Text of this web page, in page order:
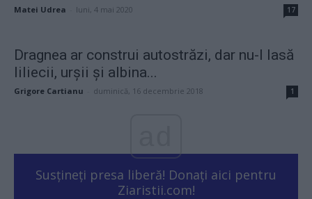
Matei Udrea luni, 4 mai 2020 17
Dragnea ar construi autostrăzi, dar nu-l lasă
liliecii, urșii și albina...
Grigore Cartianu duminică, 16 decembrie 2018 1
Susțineți presa liberă! Donați aici pentru
Ziaristii.com!